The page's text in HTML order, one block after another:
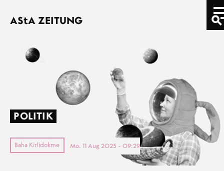
AStA ZEITUNG
POLITIK
Baha Kirlidokme Mo. 11 Aug 2025 - 09:29